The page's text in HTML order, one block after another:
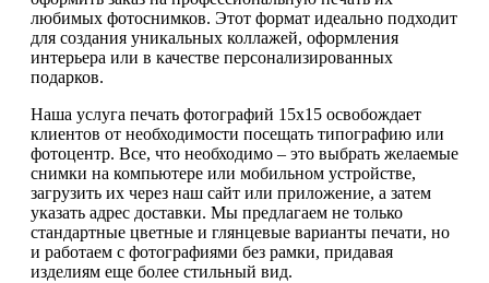
любимых фотоснимков. Этот формат идеально подходит
для создания уникальных коллажей, оформления
интерьера или в качестве персонализированных
подарков.
Наша услуга печать фотографий 15х15 освобождает
клиентов от необходимости посещать типографию или
фотоцентр. Все, что необходимо – это выбрать желаемые
снимки на компьютере или мобильном устройстве,
загрузить их через наш сайт или приложение, а затем
указать адрес доставки. Мы предлагаем не только
стандартные цветные и глянцевые варианты печати, но
и работаем с фотографиями без рамки, придавая
изделиям еще более стильный вид.